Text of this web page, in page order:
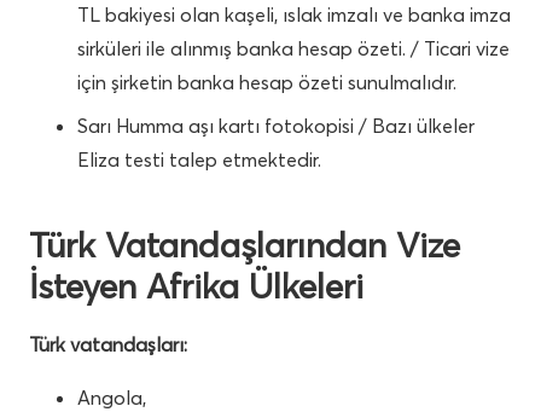
TL bakiyesi olan kaşeli, ıslak imzalı ve banka imza
sirküleri ile alınmış banka hesap özeti. / Ticari vize
için şirketin banka hesap özeti sunulmalıdır.
Sarı Humma aşı kartı fotokopisi / Bazı ülkeler
Eliza testi talep etmektedir.
Türk Vatandaşlarından Vize
İsteyen Afrika Ülkeleri
Türk vatandaşları:
Angola,